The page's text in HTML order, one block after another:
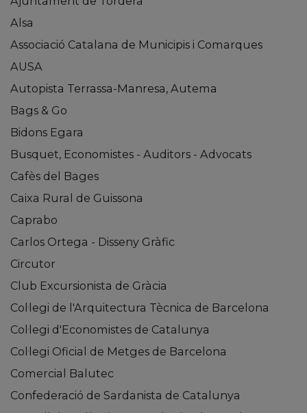
Alsa
Associació Catalana de Municipis i Comarques
AUSA
Autopista Terrassa-Manresa, Autema
Bags & Go
Bidons Egara
Busquet, Economistes - Auditors - Advocats
Cafès del Bages
Caixa Rural de Guissona
Caprabo
Carlos Ortega - Disseny Gràfic
Circutor
Club Excursionista de Gràcia
Col·legi de l'Arquitectura Tècnica de Barcelona
Col·legi d'Economistes de Catalunya
Col·legi Oficial de Metges de Barcelona
Comercial Balutec
Confederació de Sardanista de Catalunya